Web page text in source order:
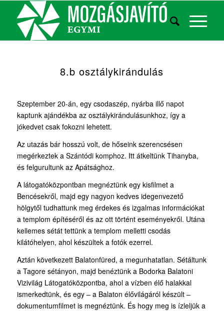
8.b osztálykirándulás
Szeptember 20-án, egy csodaszép, nyárba illő napot
kaptunk ajándékba az osztálykirándulásunkhoz, így a
jókedvet csak fokozni lehetett.
Az utazás bár hosszú volt, de hőseink szerencsésen
megérkeztek a Szántódi komphoz. Itt átkeltünk Tihanyba,
és felgurultunk az Apátsághoz.
A látogatóközpontban megnéztünk egy kisfilmet a
Bencésekről, majd egy nagyon kedves idegenvezető
hölgytől tudhattunk meg érdekes és izgalmas információkat
a templom építéséről és az ott történt eseményekről. Utána
kellemes sétát tettünk a templom melletti csodás
kilátóhelyen, ahol készültek a fotók ezerrel.
Aztán következett Balatonfüred, a megunhatatlan. Sétáltunk
a Tagore sétányon, majd benéztünk a Bodorka Balatoni
Vizivilág Látogatóközpontba, ahol a vízben élő halakkal
ismerkedtünk, és egy – a Balaton élővilágáról készült –
dokumentumfilmet is megnéztünk. És hogy meg is ízleljük a